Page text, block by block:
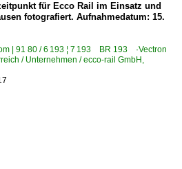
für Ecco Rail im Einsatz und
fotografiert. Aufnahmedatum: 15.
| 91 80 / 6 193 ¦ 7 193 BR 193 ·Vectron
/ Unternehmen / ecco-rail GmbH,